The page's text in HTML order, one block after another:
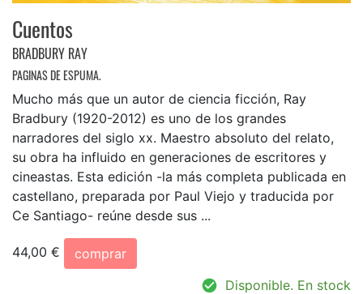
Cuentos
BRADBURY RAY
PAGINAS DE ESPUMA.
Mucho más que un autor de ciencia ficción, Ray
Bradbury (1920-2012) es uno de los grandes
narradores del siglo xx. Maestro absoluto del relato,
su obra ha influido en generaciones de escritores y
cineastas. Esta edición -la más completa publicada en
castellano, preparada por Paul Viejo y traducida por
Ce Santiago- reúne desde sus ...
44,00 €
comprar
Disponible. En stock